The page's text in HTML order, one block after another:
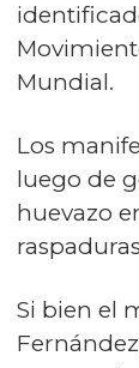
Mundial.
Los
luego de
huevazo
Si bien el